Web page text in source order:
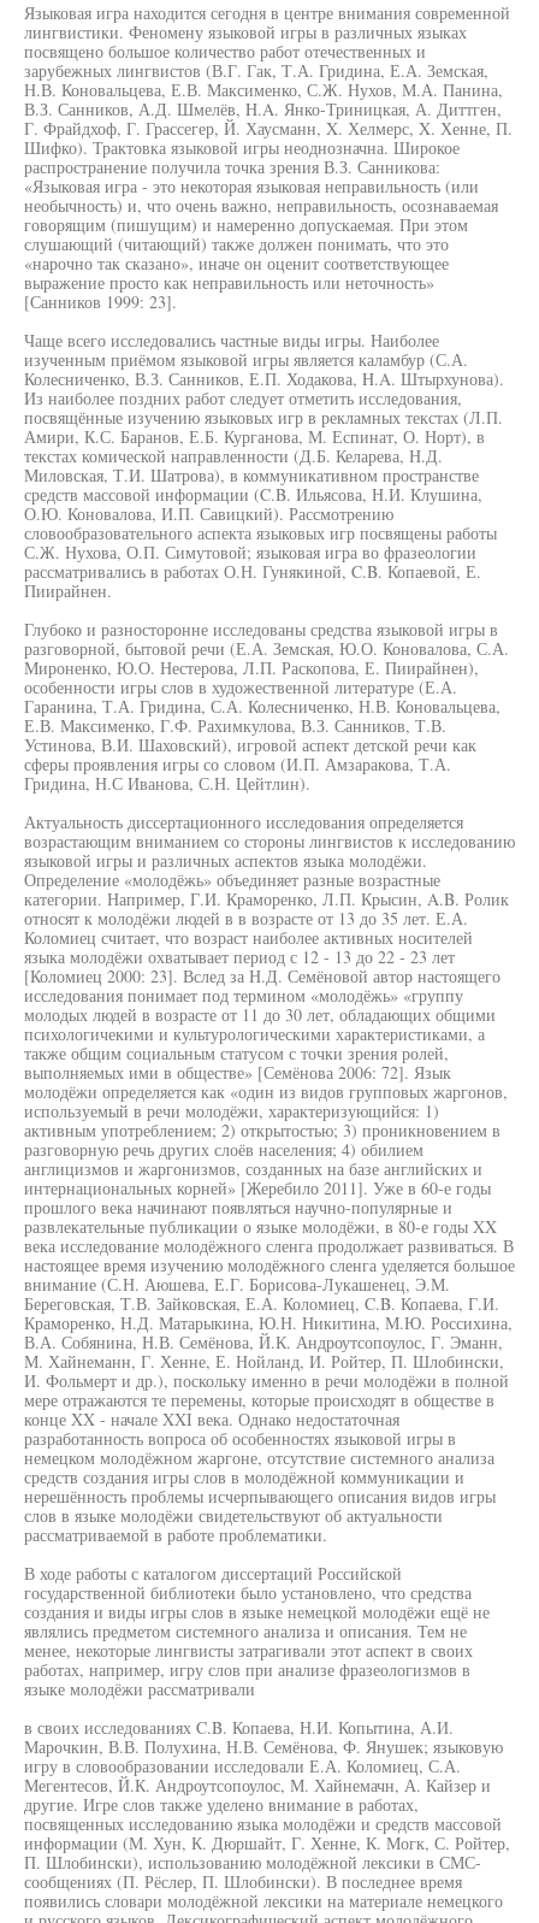
Языковая игра находится сегодня в центре внимания современной
лингвистики. Феномену языковой игры в различных языках
посвящено большое количество работ отечественных и
зарубежных лингвистов (В.Г. Гак, Т.А. Гридина, Е.А. Земская,
Н.В. Коновальцева, Е.В. Максименко, С.Ж. Нухов, М.А. Панина,
В.З. Санников, А.Д. Шмелёв, H.A. Янко-Триницкая, А. Диттген,
Г. Фрайдхоф, Г. Грассегер, Й. Хаусманн, X. Хелмерс, X. Хенне, П.
Шифко). Трактовка языковой игры неоднозначна. Широкое
распространение получила точка зрения В.З. Санникова:
«Языковая игра - это некоторая языковая неправильность (или
необычность) и, что очень важно, неправильность, осознаваемая
говорящим (пишущим) и намеренно допускаемая. При этом
слушающий (читающий) также должен понимать, что это
«нарочно так сказано», иначе он оценит соответствующее
выражение просто как неправильность или неточность»
[Санников 1999: 23].
Чаще всего исследовались частные виды игры. Наиболее
изученным приёмом языковой игры является каламбур (С.А.
Колесниченко, В.З. Санников, Е.П. Ходакова, H.A. Штырхунова).
Из наиболее поздних работ следует отметить исследования,
посвящённые изучению языковых игр в рекламных текстах (Л.П.
Амири, К.С. Баранов, Е.Б. Курганова, М. Еспинат, О. Норт), в
текстах комической направленности (Д.Б. Келарева, Н.Д.
Миловская, Т.И. Шатрова), в коммуникативном пространстве
средств массовой информации (C.B. Ильясова, Н.И. Клушина,
О.Ю. Коновалова, И.П. Савицкий). Рассмотрению
словообразовательного аспекта языковых игр посвящены работы
С.Ж. Нухова, О.П. Симутовой; языковая игра во фразеологии
рассматривались в работах О.Н. Гунякиной, C.B. Копаевой, Е.
Пиирайнен.
Глубоко и разносторонне исследованы средства языковой игры в
разговорной, бытовой речи (Е.А. Земская, Ю.О. Коновалова, С.А.
Мироненко, Ю.О. Нестерова, Л.П. Раскопова, Е. Пиирайнен),
особенности игры слов в художественной литературе (Е.А.
Гаранина, Т.А. Гридина, С.А. Колесниченко, Н.В. Коновальцева,
Е.В. Максименко, Г.Ф. Рахимкулова, В.З. Санников, Т.В.
Устинова, В.И. Шаховский), игровой аспект детской речи как
сферы проявления игры со словом (И.П. Амзаракова, Т.А.
Гридина, Н.С Иванова, С.Н. Цейтлин).
Актуальность диссертационного исследования определяется
возрастающим вниманием со стороны лингвистов к исследованию
языковой игры и различных аспектов языка молодёжи.
Определение «молодёжь» объединяет разные возрастные
категории. Например, Г.И. Краморенко, Л.П. Крысин, A.B. Ролик
относят к молодёжи людей в в возрасте от 13 до 35 лет. Е.А.
Коломиец считает, что возраст наиболее активных носителей
языка молодёжи охватывает период с 12 - 13 до 22 - 23 лет
[Коломиец 2000: 23]. Вслед за Н.Д. Семёновой автор настоящего
исследования понимает под термином «молодёжь» «группу
молодых людей в возрасте от 11 до 30 лет, обладающих общими
психологичекими и культурологическими характеристиками, а
также общим социальным статусом с точки зрения ролей,
выполняемых ими в обществе» [Семёнова 2006: 72]. Язык
молодёжи определяется как «один из видов групповых жаргонов,
используемый в речи молодёжи, характеризующийся: 1)
активным употреблением; 2) открытостью; 3) проникновением в
разговорную речь других слоёв населения; 4) обилием
англицизмов и жаргонизмов, созданных на базе английских и
интернациональных корней» [Жеребило 2011]. Уже в 60-е годы
прошлого века начинают появляться научно-популярные и
развлекательные публикации о языке молодёжи, в 80-е годы XX
века исследование молодёжного сленга продолжает развиваться. В
настоящее время изучению молодёжного сленга уделяется большое
внимание (С.Н. Аюшева, Е.Г. Борисова-Лукашенец, Э.М.
Береговская, Т.В. Зайковская, Е.А. Коломиец, C.B. Копаева, Г.И.
Краморенко, Н.Д. Матарыкина, Ю.Н. Никитина, М.Ю. Россихина,
В.А. Собянина, Н.В. Семёнова, Й.К. Андроутсопоулос, Г. Эманн,
М. Хайнеманн, Г. Хенне, Е. Нойланд, И. Ройтер, П. Шлобински,
И. Фольмерт и др.), поскольку именно в речи молодёжи в полной
мере отражаются те перемены, которые происходят в обществе в
конце XX - начале XXI века. Однако недостаточная
разработанность вопроса об особенностях языковой игры в
немецком молодёжном жаргоне, отсутствие системного анализа
средств создания игры слов в молодёжной коммуникации и
нерешённость проблемы исчерпывающего описания видов игры
слов в языке молодёжи свидетельствуют об актуальности
рассматриваемой в работе проблематики.
В ходе работы с каталогом диссертаций Российской
государственной библиотеки было установлено, что средства
создания и виды игры слов в языке немецкой молодёжи ещё не
являлись предметом системного анализа и описания. Тем не
менее, некоторые лингвисты затрагивали этот аспект в своих
работах, например, игру слов при анализе фразеологизмов в
языке молодёжи рассматривали
в своих исследованиях C.B. Копаева, Н.И. Копытина, А.И.
Марочкин, В.В. Полухина, Н.В. Семёнова, Ф. Янушек; языковую
игру в словообразовании исследовали Е.А. Коломиец, С.А.
Мегентесов, Й.К. Андроутсопоулос, М. Хайнемачн, А. Кайзер и
другие. Игре слов также уделено внимание в работах,
посвященных исследованию языка молодёжи и средств массовой
информации (М. Хун, К. Дюршайт, Г. Хенне, К. Могк, С. Ройтер,
П. Шлобински), использованию молодёжной лексики в СМС-
сообщениях (П. Рёслер, П. Шлобински). В последнее время
появились словари молодёжной лексики на материале немецкого